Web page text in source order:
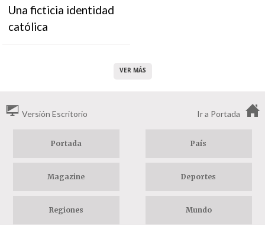
Una ficticia identidad
católica
VER MÁS
Versión Escritorio Ir a Portada
Portada País
Magazine Deportes
Regiones Mundo